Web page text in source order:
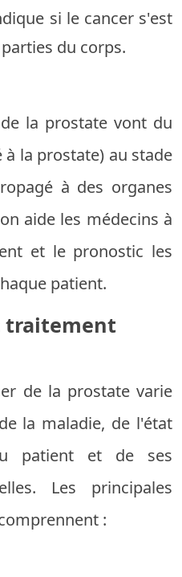
si le cancer s'est
du corps.
la prostate vont du
la prostate) au stade
à des organes
aide les médecins à
et le pronostic les
patient.
traitement
de la prostate varie
la maladie, de l'état
patient et de ses
Les principales
: